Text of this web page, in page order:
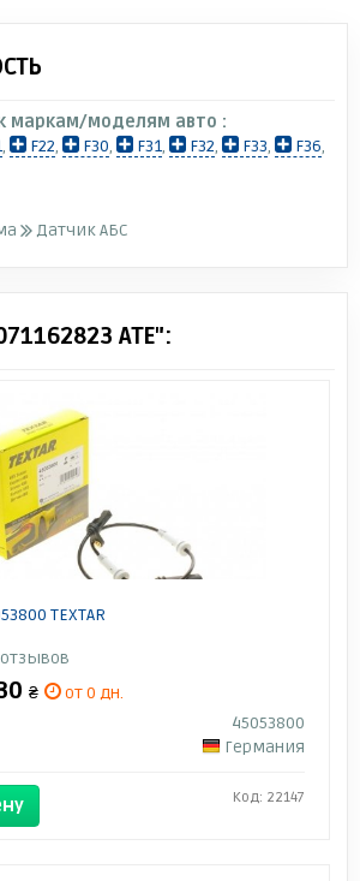
маркам/моделям авто :
, F22, F30, F31, F32, F33, F36,
Датчик АБС
ATE":
TEXTAR
₴
от 0 дн.
45053800
Германия
Код: 22147